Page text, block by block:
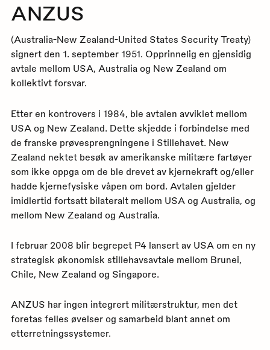
ANZUS
(Australia-New Zealand-United States Security Treaty)
signert den 1. september 1951. Opprinnelig en gjensidig
avtale mellom USA, Australia og New Zealand om
kollektivt forsvar.
Etter en kontrovers i 1984, ble avtalen avviklet mellom
USA og New Zealand. Dette skjedde i forbindelse med
de franske prøvesprengningene i Stillehavet. New
Zealand nektet besøk av amerikanske militære fartøyer
som ikke oppga om de ble drevet av kjernekraft og/eller
hadde kjernefysiske våpen om bord. Avtalen gjelder
imidlertid fortsatt bilateralt mellom USA og Australia, og
mellom New Zealand og Australia.
I februar 2008 blir begrepet P4 lansert av USA om en ny
strategisk økonomisk stillehavsavtale mellom Brunei,
Chile, New Zealand og Singapore.
ANZUS har ingen integrert militærstruktur, men det
foretas felles øvelser og samarbeid blant annet om
etterretningssystemer.